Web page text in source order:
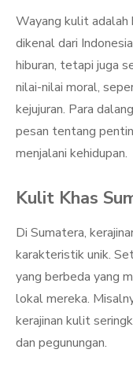
Wayang kulit adalah
dikenal dari
hiburan, tetapi juga
nilai-nilai moral,
kejujuran. Para
pesan tentang
menjalani kehidupan.
Kulit Khas
Di Sumatera,
karakteristik unik.
yang berbeda yang
lokal mereka.
kerajinan kulit
dan pegunungan.